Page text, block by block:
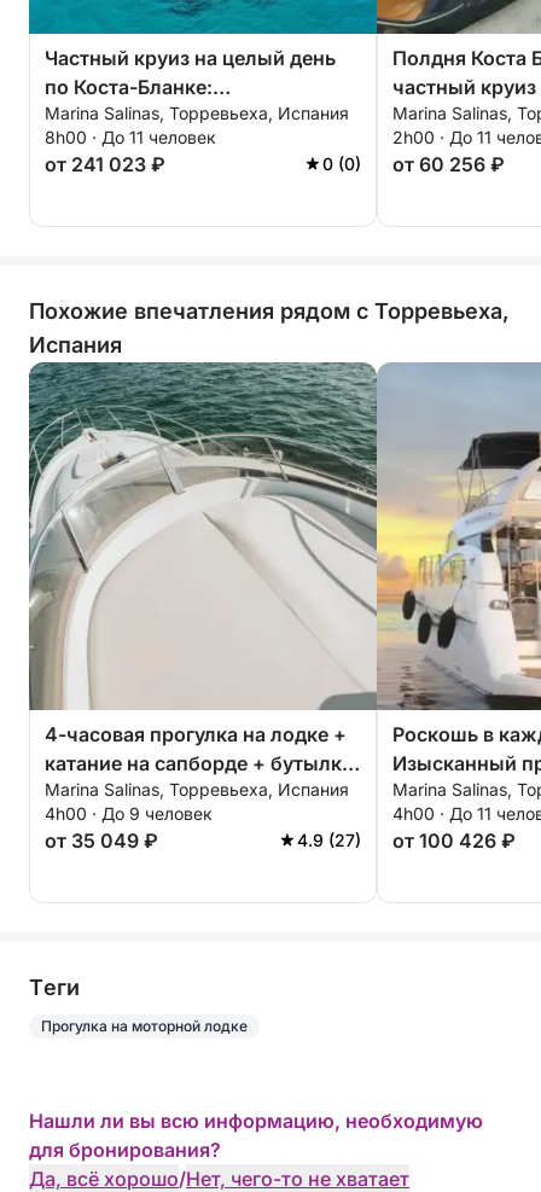
Частный круиз на целый день
по Коста-Бланке:
индивидуальный круиз под
парусом из Торревьехи в
Табарку и Ла-Мангу
Marina Salinas, Торревьеха, Испания
8h00 · До 11 человек
от 241 023 ₽ 0 (0)
Полдня Коста
частный
маршрутом
Marina Salinas,
2h00 · До 11
от 60 256 ₽
Похожие впечатления рядом с Торревьеха,
Испания
4-часовая прогулка на лодке +
катание на сапборде + бутылка
элитного игристого вина — ВСЕ
ВКЛЮЧЕНО
Marina Salinas, Торревьеха, Испания
4h00 · До 9 человек
от 35 049 ₽ 4.9 (27)
Роскошь в
Изысканный
круиз в
Marina Salinas,
4h00 · До 11
от 100 426 ₽
Tеги
Прогулка на моторной лодке
Нашли ли вы всю информацию, необходимую
для бронирования?
Да, всё хорошо/Нет, чего-то не хватает